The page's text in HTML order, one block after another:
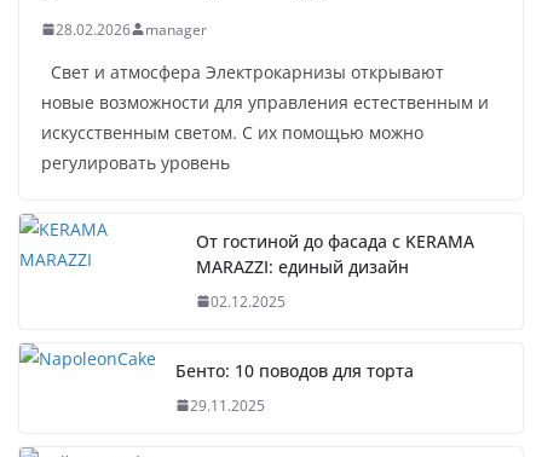
28.02.2026 manager
Свет и атмосфера Электрокарнизы открывают
новые возможности для управления естественным и
искусственным светом. С их помощью можно
регулировать уровень
От гостиной до фасада с KERAMA
MARAZZI: единый дизайн
02.12.2025
Бенто: 10 поводов для торта
29.11.2025